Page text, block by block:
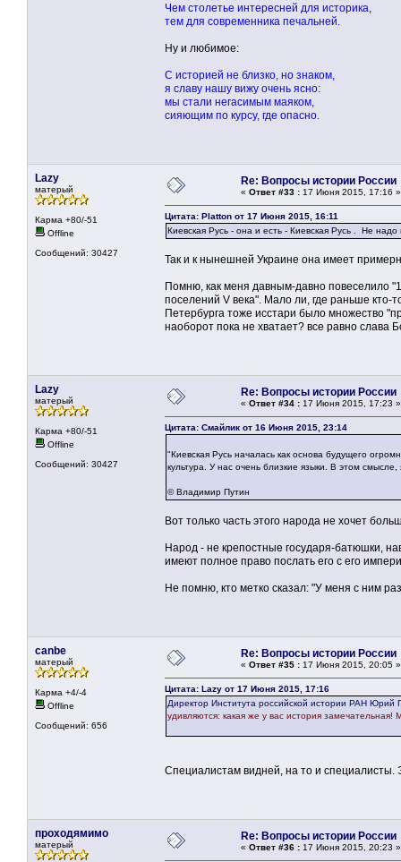
Чем столетье интересней для историка,
тем для современника печальней.
Ну и любимое:
С историей не близко, но знаком,
я славу нашу вижу очень ясно:
мы стали негасимым маяком,
сияющим по курсу, где опасно.
Lazy
матерый
Карма +80/-51
Offline
Сообщений: 30427
Re: Вопросы истории России
« Ответ #33 : 17 Июня 2015, 17:16 »
Цитата: Platton от 17 Июня 2015, 16:11
Киевская Русь - она и есть - Киевская Русь . Не
Так и к нынешней Украине она имеет
Помню, как меня давным-давно повеселило
поселений V века". Мало ли, где раньше кто-
Петербурга тоже исстари было множество
наоборот пока не хватает? все равно слава
Lazy
матерый
Карма +80/-51
Offline
Сообщений: 30427
Re: Вопросы истории России
« Ответ #34 : 17 Июня 2015, 17:23 »
Цитата: Смайлик от 16 Июня 2015, 23:14
"Киевская Русь началась как основа будущего
культура. У нас очень близкие языки. В этом
© Владимир Путин
Вот только часть этого народа не хочет
Народ - не крепостные государя-батюшки,
имеют полное право послать его с его
Не помню, кто метко сказал: "У меня с ним
canbe
матерый
Карма +4/-4
Offline
Сообщений: 656
Re: Вопросы истории России
« Ответ #35 : 17 Июня 2015, 20:05 »
Цитата: Lazy от 17 Июня 2015, 17:16
Директор Института российской истории РАН Юрий
удивляются: какая же у вас история
Специалистам видней, на то и специалисты.
проходямимо
матерый
Re: Вопросы истории России
« Ответ #36 : 17 Июня 2015, 20:23 »